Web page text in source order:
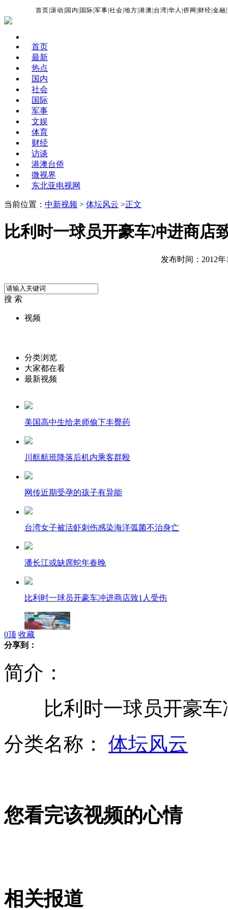
首页 |滚动 国内 国际 |军事 |社会 |地方 |港澳 台湾 |华人 |侨网 财经 |金融 |
首页
最新
热点
国内
社会
国际
军事
文娱
体育
财经
访谈
港澳台侨
微视界
东北亚电视网
当前位置： 中新视频 > 体坛风云 >正文
比利时一球员开豪车冲进商店
发布时间：2012年
搜 索
视频
分类浏览
大家都在看
最新视频
美国高中生给老师偷下丰臀药
川航航班降落后机内乘客群殴
网传近期受孕的孩子有异能
台湾女子被活虾刺伤感染海洋弧菌不治身亡
潘长江或缺席蛇年春晚
比利时一球员开豪车冲进商店致1人受伤
监拍印度一女子火车站偷婴儿
华为和中兴驳斥美国众议院报告
备降兰州南航客机重新起飞 嫌疑人被刑拘
女孩北京地铁殴打老人 痛下狠手拳打脚踢
0顶 收藏
分享到：
简介：
比利时一球员开豪车
分类名称： 体坛风云
您看完该视频的心情
相关报道